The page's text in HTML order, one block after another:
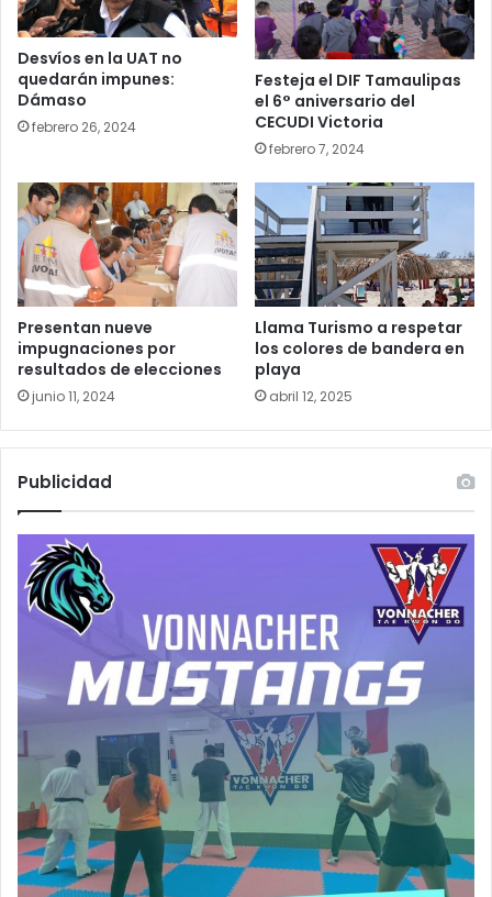
Desvíos en la UAT no
quedarán impunes:
Dámaso
febrero 26, 2024
Festeja el DIF Tamaulipas
el 6° aniversario del
CECUDI Victoria
febrero 7, 2024
Presentan nueve
impugnaciones por
resultados de elecciones
junio 11, 2024
Llama Turismo a respetar
los colores de bandera en
playa
abril 12, 2025
Publicidad